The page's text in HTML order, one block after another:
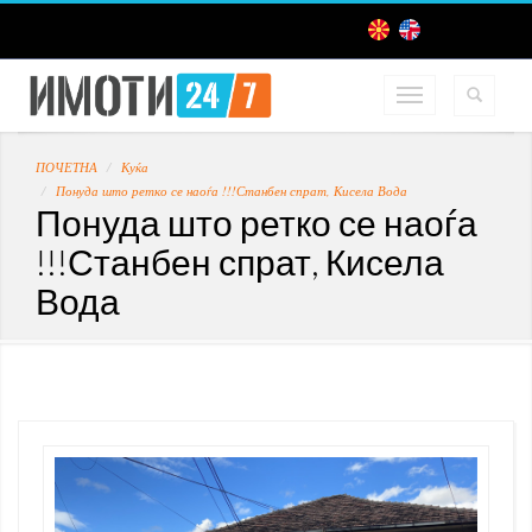
ПОЧЕТНА
Куќа
Понуда што ретко се наоѓа !!!Станбен спрат, Кисела Вода
Понуда што ретко се наоѓа
!!!Станбен спрат, Кисела
Вода